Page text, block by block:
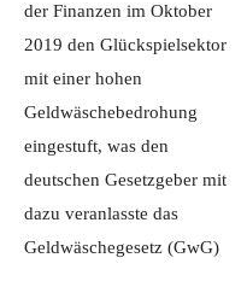
der Finanzen im Oktober
2019 den Glückspielsektor
mit einer hohen
Geldwäschebedrohung
eingestuft, was den
deutschen Gesetzgeber mit
dazu veranlasste das
Geldwäschegesetz (GwG)